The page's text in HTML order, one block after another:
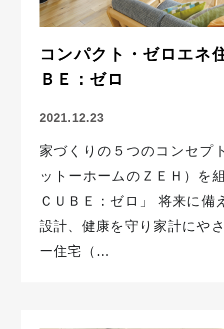
コンパクト・ゼロエ
ＢＥ：ゼロ
2021.12.23
家づくりの５つのコンセプ
ットーホームのＺＥＨ）を
ＣＵＢＥ：ゼロ」 将来に備
設計、健康を守り家計にや
ー住宅（…